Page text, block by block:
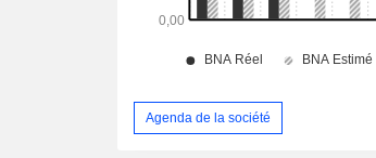
Agenda de la société